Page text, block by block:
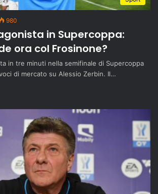
980
in Supercoppa:
ora col Frosinone?
in tre minuti nella semifinale di Supercoppa
di mercato su Alessio Zerbin. Il…